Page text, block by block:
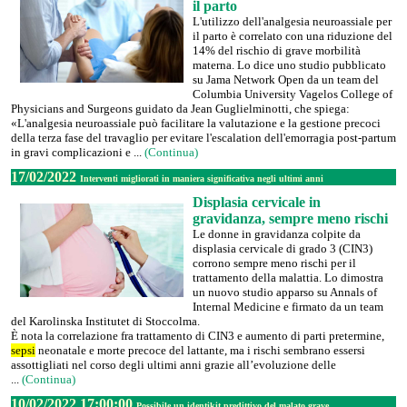
il parto
L'utilizzo dell'analgesia neuroassiale per
il parto è correlato con una riduzione del
14% del rischio di grave morbilità
materna. Lo dice uno studio pubblicato
su Jama Network Open da un team del
Columbia University Vagelos College of
Physicians and Surgeons guidato da Jean Guglielminotti, che spiega:
«L'analgesia neuroassiale può facilitare la valutazione e la gestione precoci
della terza fase del travaglio per evitare l'escalation dell'emorragia post-partum
in gravi complicazioni e ... (Continua)
17/02/2022 Interventi migliorati in maniera significativa negli ultimi anni
Displasia cervicale in
gravidanza, sempre meno rischi
Le donne in gravidanza colpite da
displasia cervicale di grado 3 (CIN3)
corrono sempre meno rischi per il
trattamento della malattia. Lo dimostra
un nuovo studio apparso su Annals of
Internal Medicine e firmato da un team
del Karolinska Institutet di Stoccolma.
È nota la correlazione fra trattamento di CIN3 e aumento di parti pretermine,
sepsi neonatale e morte precoce del lattante, ma i rischi sembrano essersi
assottigliati nel corso degli ultimi anni grazie all’evoluzione delle
... (Continua)
10/02/2022 17:00:00